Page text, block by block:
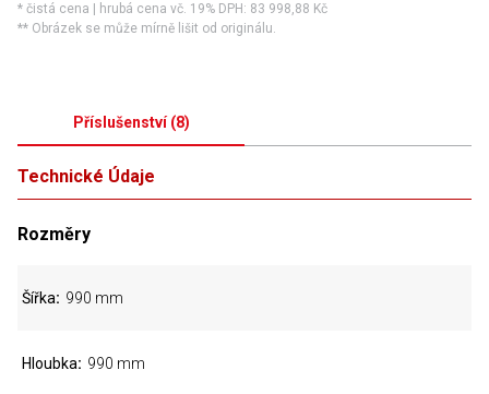
* čistá cena | hrubá cena vč. 19% DPH: 83 998,88 Kč
** Obrázek se může mírně lišit od originálu.
Příslušenství(8)
Technické Údaje
Rozměry
Šířka 990 mm
Hloubka 990 mm